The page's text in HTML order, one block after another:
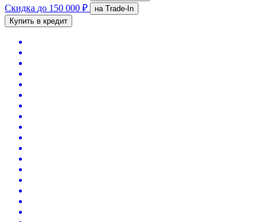
Скидка до 150 000 ₽
на Trade-In
Купить в кредит